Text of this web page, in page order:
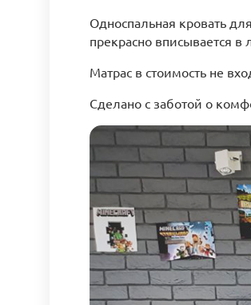
Односпальная кровать
прекрасно вписывается в
Матрас в стоимость не
Сделано с заботой о